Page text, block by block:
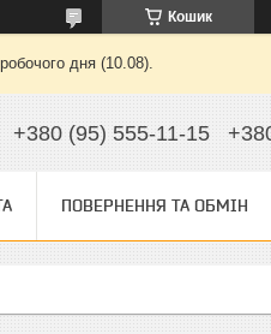
Кошик
дня (10.08).
+380 (95) 555-11-15
ПОВЕРНЕННЯ ТА ОБМІН